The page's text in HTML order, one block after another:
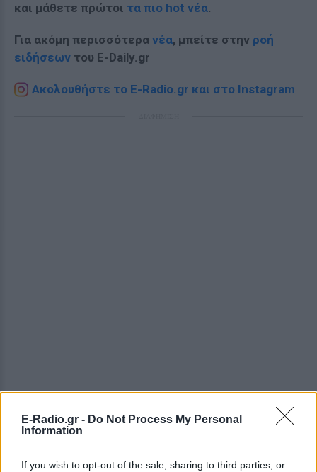
E-Radio.gr - Do Not Process My Personal
Information
If you wish to opt-out of the sale, sharing to third parties, or
και μάθετε πρώτοι τα πιο hot νέα.
Για ακόμη περισσότερα νέα, μπείτε στην ροή
ειδήσεων του E-Daily.gr
Ακολουθήστε το E-Radio.gr και στο Instagram
ΔΕΙΤΕ ΕΠΙΣΗΣ